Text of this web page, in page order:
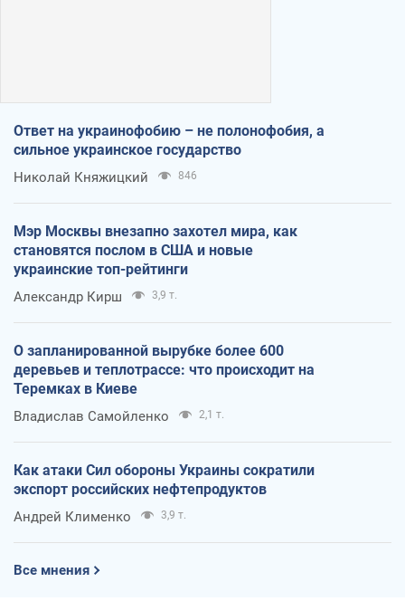
Ответ на украинофобию – не полонофобия, а
сильное украинское государство
Николай Княжицкий 846
Мэр Москвы внезапно захотел мира, как
становятся послом в США и новые
украинские топ-рейтинги
Александр Кирш 3,9 т.
О запланированной вырубке более 600
деревьев и теплотрассе: что происходит на
Теремках в Киеве
Владислав Самойленко 2,1 т.
Как атаки Сил обороны Украины сократили
экспорт российских нефтепродуктов
Андрей Клименко 3,9 т.
Все мнения